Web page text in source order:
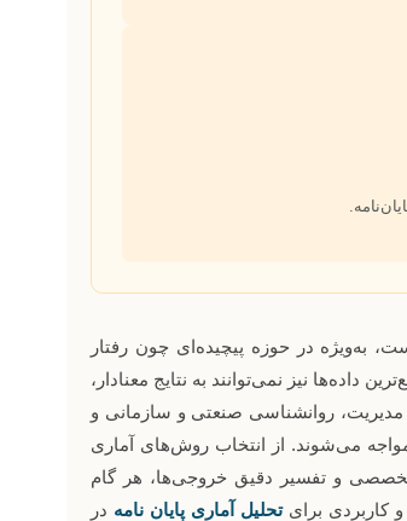
به‌ویژه در حوزه پیچیده‌ای چون رفتار
داده‌ها نیز نمی‌توانند به نتایج معنادار،
مدیریت، روانشناسی صنعتی و سازمانی و
می‌شوند. از انتخاب روش‌های آماری
و تفسیر دقیق خروجی‌ها، هر گام
کاربردی برایتحلیل آماری پایان نامه در